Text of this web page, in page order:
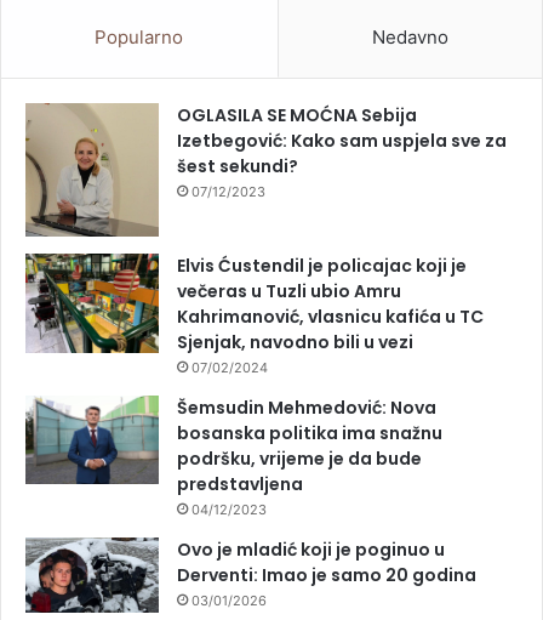
Popularno Nedavno
OGLASILA SE MOĆNA Sebija
Izetbegović: Kako sam uspjela sve za
šest sekundi?
07/12/2023
Elvis Ćustendil je policajac koji je
večeras u Tuzli ubio Amru
Kahrimanović, vlasnicu kafića u TC
Sjenjak, navodno bili u vezi
07/02/2024
Šemsudin Mehmedović: Nova
bosanska politika ima snažnu
podršku, vrijeme je da bude
predstavljena
04/12/2023
Ovo je mladić koji je poginuo u
Derventi: Imao je samo 20 godina
03/01/2026